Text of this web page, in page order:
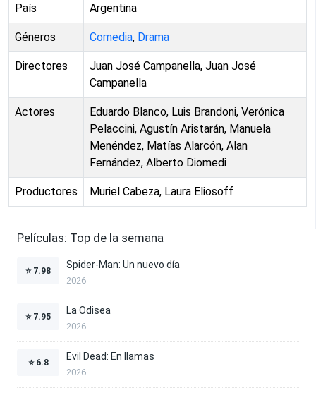
País Argentina
Géneros Comedia, Drama
Directores
Juan José Campanella, Juan José
Campanella
Actores
Eduardo Blanco, Luis Brandoni, Verónica
Pelaccini, Agustín Aristarán, Manuela
Menéndez, Matías Alarcón, Alan
Fernández, Alberto Diomedi
Productores Muriel Cabeza, Laura Eliosoff
Películas: Top de la semana
⭐ 7.98
Spider-Man: Un nuevo día
2026
⭐ 7.95
La Odisea
2026
⭐ 6.8
Evil Dead: En llamas
2026